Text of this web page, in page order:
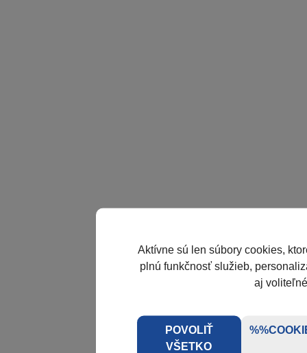
Aktívne sú len súbory cookies,
plnú funkčnosť služieb,
aj
POVOLIŤ
VŠETKO